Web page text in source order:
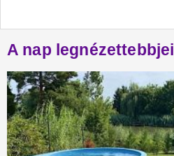
A nap legnézettebbjei